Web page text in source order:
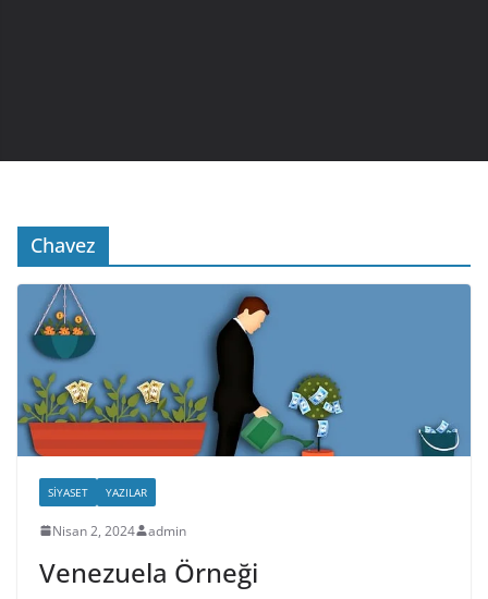
Chavez
SIYASET YAZILAR
Nisan 2, 2024 admin
Venezuela Örneği